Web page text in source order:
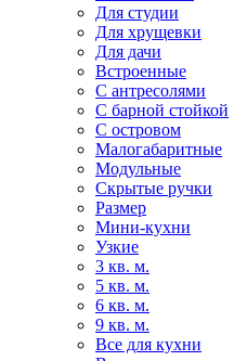
Для студии
Для хрущевки
Для дачи
Встроенные
С антресолями
С барной стойкой
С островом
Малогабаритные
Модульные
Скрытые ручки
Размер
Мини-кухни
Узкие
3 кв. м.
5 кв. м.
6 кв. м.
9 кв. м.
Все для кухни